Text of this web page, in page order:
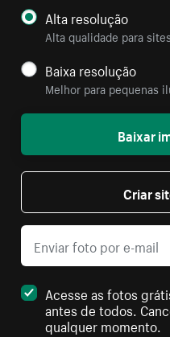
Alta resolução
Alta qualidade para
Baixa resolução
Melhor para pequenas
Baixar
Criar
Acesse as fotos
antes de todos.
qualquer momento.